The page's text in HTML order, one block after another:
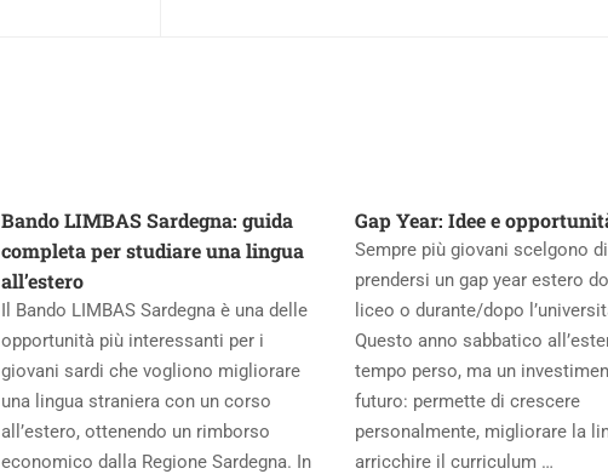
Bando LIMBAS Sardegna: guida
completa per studiare una lingua
all’estero
Il Bando LIMBAS Sardegna è una delle
opportunità più interessanti per i
giovani sardi che vogliono migliorare
una lingua straniera con un corso
all’estero, ottenendo un rimborso
economico dalla Regione Sardegna. In
Gap Year: Idee e
Sempre più giovani scelgono di
prendersi un gap year estero
liceo o durante/dopo
Questo anno sabbatico
tempo perso, ma un
futuro: permette di crescere
personalmente, migliorare la
arricchire il curriculum …